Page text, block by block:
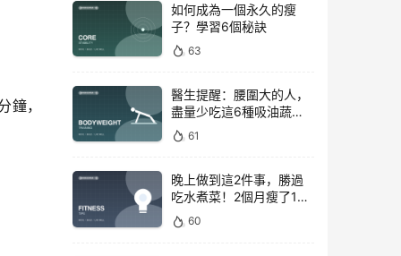
，
如何成為一個永久的瘦
子？學習6個秘訣
63
醫生提醒：腰圍大的人，
盡量少吃這6種吸油蔬
菜！61
晚上做到這2件事，勝過
吃水煮菜！2個月瘦了15
斤，腰圍下降6cm
60